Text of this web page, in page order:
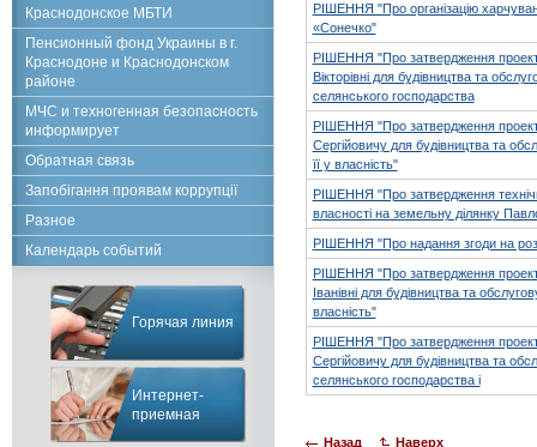
РІШЕННЯ "Про організацію
«Сонечко"
РІШЕННЯ "Про затвердження
Вікторівні для будівництва та
селянського господарства
РІШЕННЯ "Про затвердження
Сергійовичу для будівництва та
її у власність"
РІШЕННЯ "Про затвердження
власності на земельну ділянку
РІШЕННЯ "Про надання згоди на
РІШЕННЯ "Про затвердження
Іванівні для будівництва та
власність"
РІШЕННЯ "Про затвердження
Сергійовичу для будівництва та
селянського господарства і
Назад Наверх
Краснодонское МБТИ
Пенсионный фонд Украины в г.
Краснодоне и Краснодонском
районе
МЧС и техногенная безопасность
информирует
Обратная связь
Запобігання проявам коррупції
Разное
Календарь событий
Горячая линия
Интернет-
приемная